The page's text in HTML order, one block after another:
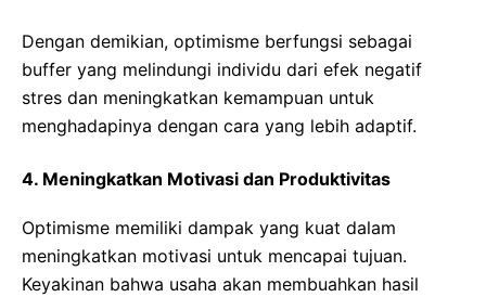
Dengan demikian, optimisme berfungsi sebagai
buffer yang melindungi individu dari efek negatif
stres dan meningkatkan kemampuan untuk
menghadapinya dengan cara yang lebih adaptif.
4. Meningkatkan Motivasi dan Produktivitas
Optimisme memiliki dampak yang kuat dalam
meningkatkan motivasi untuk mencapai tujuan.
Keyakinan bahwa usaha akan membuahkan hasil